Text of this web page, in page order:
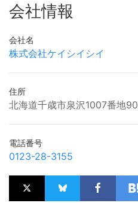
会社情報
会社名
株式会社ケイシイシイ
住所
北海道千歳市泉沢1007番地90
電話番号
0123-28-3155